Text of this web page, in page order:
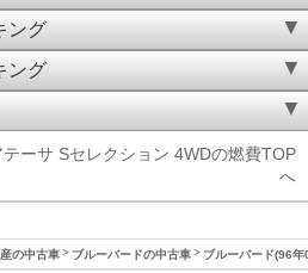
ング
ング
ーサ Sセレクション 4WDの燃費TOP
へ
産の中古車 ブルーバードの中古車 ブルーバード(96